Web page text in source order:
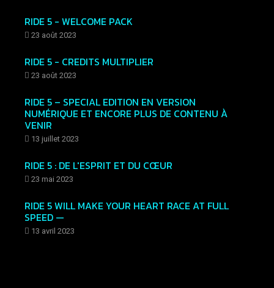
RIDE 5 - WELCOME PACK
23 août 2023
RIDE 5 - CREDITS MULTIPLIER
23 août 2023
RIDE 5 – SPECIAL EDITION EN VERSION
NUMÉRIQUE ET ENCORE PLUS DE CONTENU À
VENIR
13 juillet 2023
RIDE 5 : DE L'ESPRIT ET DU CŒUR
23 mai 2023
RIDE 5 WILL MAKE YOUR HEART RACE AT FULL
SPEED —
13 avril 2023